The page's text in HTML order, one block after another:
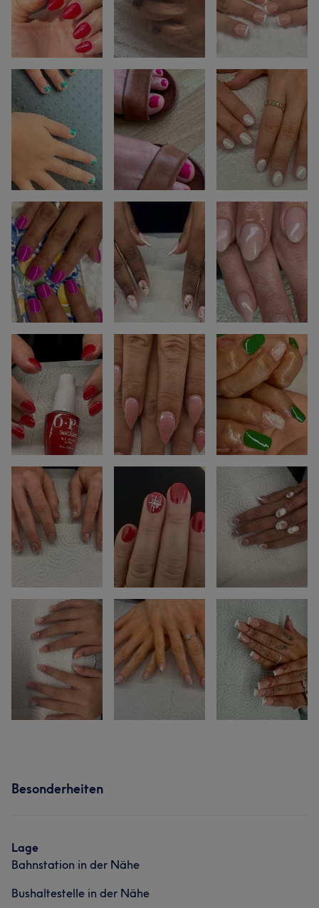
Besonderheiten
Lage
Bahnstation in der Nähe
Bushaltestelle in der Nähe